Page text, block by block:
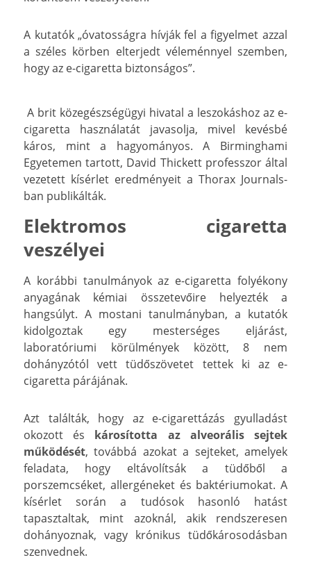
A kutatók „óvatosságra hívják fel a figyelmet azzal
a széles körben elterjedt véleménnyel szemben,
hogy az e-cigaretta biztonságos”.
A brit közegészségügyi hivatal a leszokáshoz az e-
cigaretta használatát javasolja, mivel kevésbé
káros, mint a hagyományos. A Birminghami
Egyetemen tartott, David Thickett professzor által
vezetett kísérlet eredményeit a Thorax Journals-
ban publikálták.
Elektromos cigaretta
veszélyei
A korábbi tanulmányok az e-cigaretta folyékony
anyagának kémiai összetevőire helyezték a
hangsúlyt. A mostani tanulmányban, a kutatók
kidolgoztak egy mesterséges eljárást,
laboratóriumi körülmények között, 8 nem
dohányzótól vett tüdőszövetet tettek ki az e-
cigaretta párájának.
Azt találták, hogy az e-cigarettázás gyulladást
okozott és károsította az alveorális sejtek
működését, továbbá azokat a sejteket, amelyek
feladata, hogy eltávolítsák a tüdőből a
porszemcséket, allergéneket és baktériumokat. A
kísérlet során a tudósok hasonló hatást
tapasztaltak, mint azoknál, akik rendszeresen
dohányoznak, vagy krónikus tüdőkárosodásban
szenvednek.